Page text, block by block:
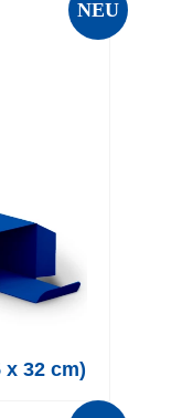
NEU
x 32 cm)